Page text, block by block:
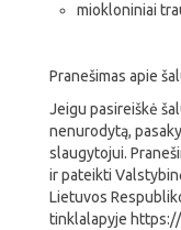
miokloniniai
Pranešimas apie
Jeigu pasireiškė
nenurodytą,
slaugytojui.
ir pateikti
Lietuvos
tinklalapyje